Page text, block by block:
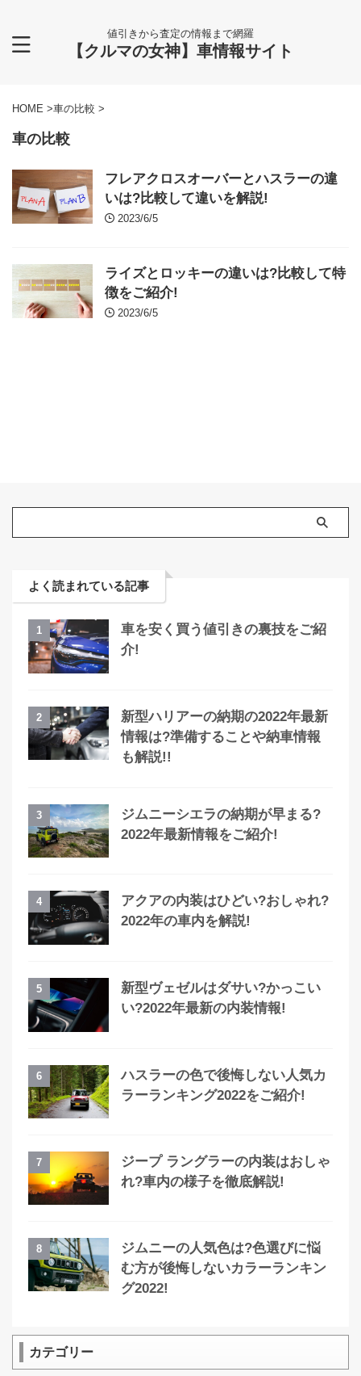
値引きから査定の情報まで網羅
【クルマの女神】車情報サイト
HOME >車の比較 >
車の比較
フレアクロスオーバーとハスラーの違
いは?比較して違いを解説!
2023/6/5
ライズとロッキーの違いは?比較して特
徴をご紹介!
2023/6/5
よく読まれている記事
1
車を安く買う値引きの裏技をご紹
介!
2
新型ハリアーの納期の2022年最新
情報は?準備することや納車情報
も解説!!
3
ジムニーシエラの納期が早まる?
2022年最新情報をご紹介!
4
アクアの内装はひどい?おしゃれ?
2022年の車内を解説!
5
新型ヴェゼルはダサい?かっこい
い?2022年最新の内装情報!
6
ハスラーの色で後悔しない人気カ
ラーランキング2022をご紹介!
7
ジープ ラングラーの内装はおしゃ
れ?車内の様子を徹底解説!
8
ジムニーの人気色は?色選びに悩
む方が後悔しないカラーランキン
グ2022!
カテゴリー